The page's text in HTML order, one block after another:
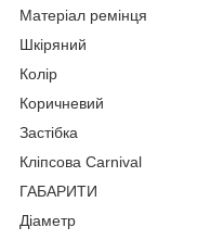
Матеріал ремінця
Шкіряний
Колір
Коричневий
Застібка
Кліпсова Carnival
ГАБАРИТИ
Діаметр